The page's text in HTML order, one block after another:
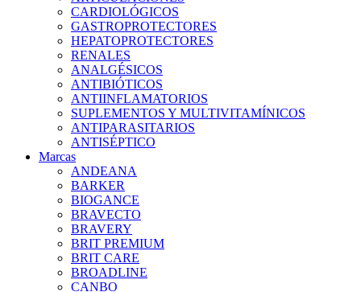
CARDIOLÓGICOS
GASTROPROTECTORES
HEPATOPROTECTORES
RENALES
ANALGÉSICOS
ANTIBIÓTICOS
ANTIINFLAMATORIOS
SUPLEMENTOS Y MULTIVITAMÍNICOS
ANTIPARASITARIOS
ANTISÉPTICO
Marcas
ANDEANA
BARKER
BIOGANCE
BRAVECTO
BRAVERY
BRIT PREMIUM
BRIT CARE
BROADLINE
CANBO